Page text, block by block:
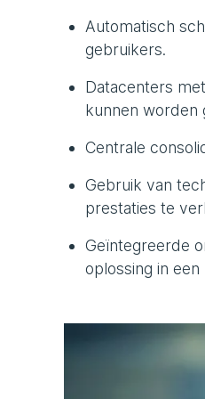
Automatisch
gebruikers.
Datacenters
kunnen worden
Centrale
Gebruik van
prestaties te
Geïntegreerde
oplossing in